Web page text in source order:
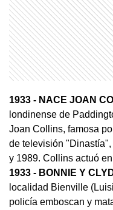
1933 - NACE JOAN
londinense de
Joan Collins, famosa
de televisión
y 1989. Collins actuó
1933 - BONNIE Y
localidad Bienville
policía emboscan y